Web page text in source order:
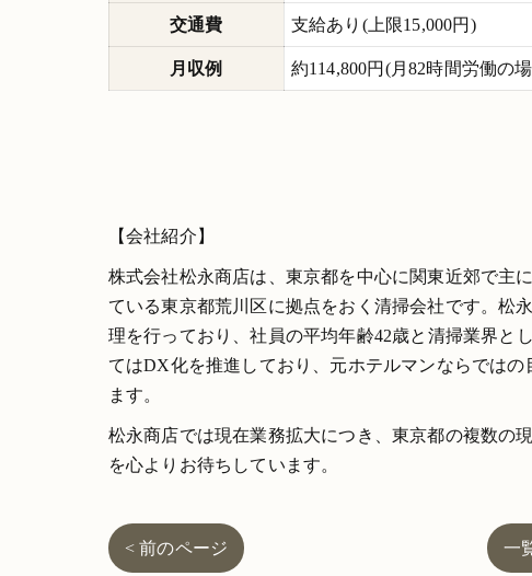
交通費 支給あり(上限15,000円)
月収例 約114,800円(月82時間労働の
【会社紹介】
株式会社松永商店は、東京都を中心に関東近郊で主
ている東京都荒川区に拠点をおく清掃会社です。松
理を行っており、社員の平均年齢42歳と清掃業界と
てはDX化を推進しており、元ホテルマンならでは
ます。
松永商店では現在業務拡大につき、東京都の複数の
を心よりお待ちしています。
< 前のページ 一